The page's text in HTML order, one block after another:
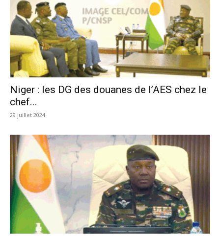
Niger : les DG des douanes de l’AES chez le
chef...
29 juillet 2024